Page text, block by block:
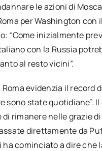
le azioni di
per Washington
“Come inizialmente
con la Russia
al resto vicini”.
evidenzia il
state quotidiane”.
rimanere nelle grazie
direttamente da
cominciato a dire che